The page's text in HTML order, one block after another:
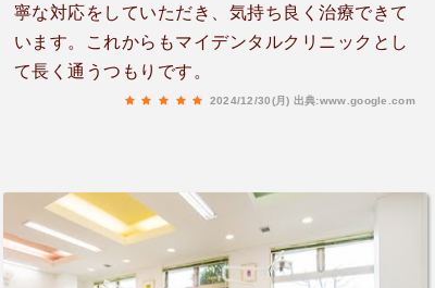
寧な対応をしていただき、気持ち良く治療できて
います。これからもマイデンタルクリニックとし
て長く通うつもりです。
2024/12/30(月) 出典:www.google.com